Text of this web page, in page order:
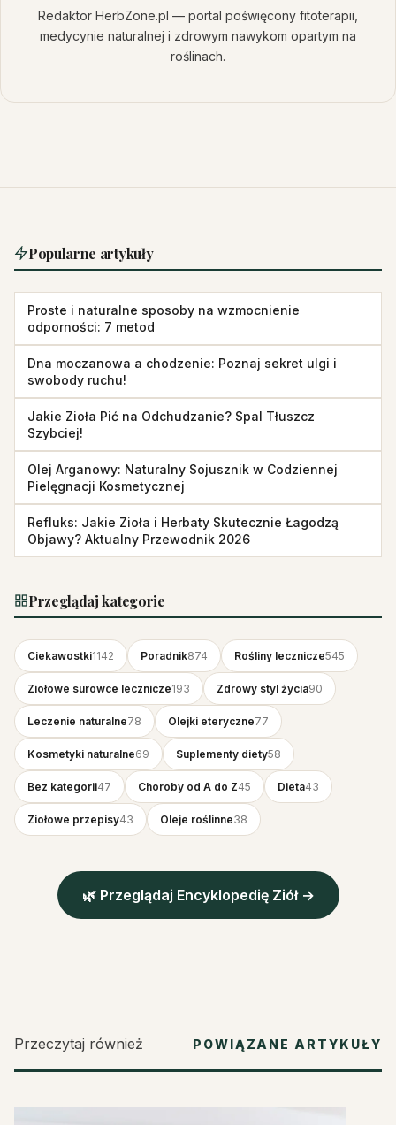
Redaktor HerbZone.pl — portal poświęcony fitoterapii,
medycynie naturalnej i zdrowym nawykom opartym na
roślinach.
Popularne artykuły
Proste i naturalne sposoby na wzmocnienie
odporności: 7 metod
Dna moczanowa a chodzenie: Poznaj sekret ulgi i
swobody ruchu!
Jakie Zioła Pić na Odchudzanie? Spal Tłuszcz
Szybciej!
Olej Arganowy: Naturalny Sojusznik w Codziennej
Pielęgnacji Kosmetycznej
Refluks: Jakie Zioła i Herbaty Skutecznie Łagodzą
Objawy? Aktualny Przewodnik 2026
Przeglądaj kategorie
Ciekawostki1142 Poradnik874 Rośliny lecznicze545
Ziołowe surowce lecznicze193 Zdrowy styl życia90
Leczenie naturalne78 Olejki eteryczne77
Kosmetyki naturalne69 Suplementy diety58
Bez kategorii47 Choroby od A do Z45 Dieta43
Ziołowe przepisy43 Oleje roślinne38
🌿 Przeglądaj Encyklopedię Ziół →
Przeczytaj również POWIĄZANE ARTYKUŁY